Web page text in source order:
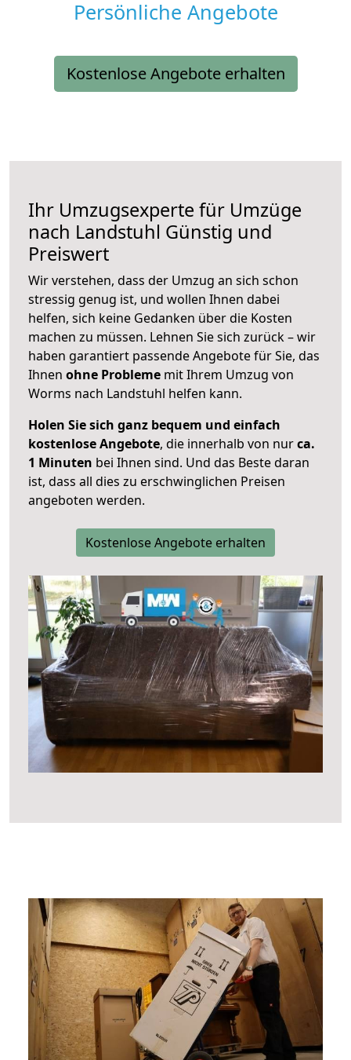
Persönliche Angebote
Kostenlose Angebote erhalten
Ihr Umzugsexperte für Umzüge
nach Landstuhl Günstig und
Preiswert
Wir verstehen, dass der Umzug an sich schon
stressig genug ist, und wollen Ihnen dabei
helfen, sich keine Gedanken über die Kosten
machen zu müssen. Lehnen Sie sich zurück – wir
haben garantiert passende Angebote für Sie, das
Ihnen ohne Probleme mit Ihrem Umzug von
Worms nach Landstuhl helfen kann.
Holen Sie sich ganz bequem und einfach
kostenlose Angebote, die innerhalb von nurca.
1 Minuten bei Ihnen sind. Und das Beste daran
ist, dass all dies zu erschwinglichen Preisen
angeboten werden.
Kostenlose Angebote erhalten